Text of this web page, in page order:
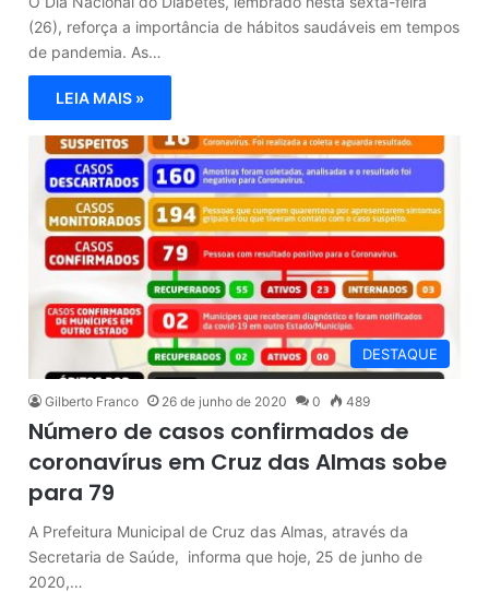
(26), reforça a importância de hábitos saudáveis em tempos
de pandemia. As…
LEIA MAIS »
DESTAQUE
Gilberto Franco 26 de junho de 2020 0 489
Número de casos confirmados de
coronavírus em Cruz das Almas sobe
para 79
A Prefeitura Municipal de Cruz das Almas, através da
Secretaria de Saúde, informa que hoje, 25 de junho de
2020,…